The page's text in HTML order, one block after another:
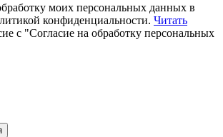
моих персональных данных в
конфиденциальности. Читать
с "Согласие на обработку персональных